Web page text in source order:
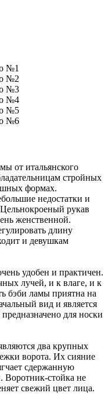
от итальянского
стройных
формах.
недостатки и
рукав
женственной.
длину
и девушкам
удобен и практичен.
лучей, и к влаге, и к
бэби ламы приятна на
вид и является
для носки
два крупных
ворота. Их сияние
сдержанную
Воротник-стойка не
свежий цвет лица.